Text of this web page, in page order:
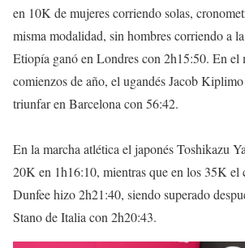
en 10K de mujeres corriendo solas,
misma modalidad, sin hombres corriendo a
Etiopía ganó en Londres con 2h15:50. En el
comienzos de año, el ugandés Jacob
triunfar en Barcelona con 56:42.
En la marcha atlética el japonés Toshikazu
20K en 1h16:10, mientras que en los 35K el
Dunfee hizo 2h21:40, siendo superado
Stano de Italia con 2h20:43.